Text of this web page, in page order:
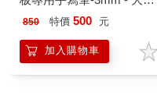
寸磁性電紙板專用
850 特價 500 元
加入購物車